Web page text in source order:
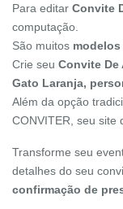
Para editar Convite
computação.
São muitos
Crie seu Convite De
Gato Laranja,
Além da opção
CONVITER, seu site
Transforme seu
detalhes do seu
confirmação de